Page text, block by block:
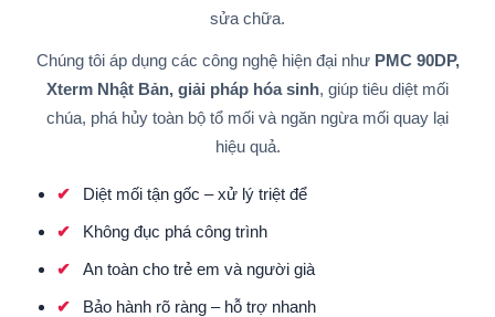
sửa chữa.
Chúng tôi áp dụng các công nghệ hiện đại như PMC 90DP,
Xterm Nhật Bản, giải pháp hóa sinh, giúp tiêu diệt mối
chúa, phá hủy toàn bộ tổ mối và ngăn ngừa mối quay lại
hiệu quả.
Diệt mối tận gốc – xử lý triệt để
Không đục phá công trình
An toàn cho trẻ em và người già
Bảo hành rõ ràng – hỗ trợ nhanh